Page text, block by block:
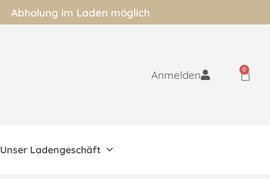
Abholung im Laden möglich
Anmelden 0
Unser Ladengeschäft